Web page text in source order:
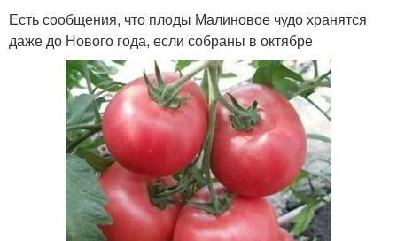
Есть сообщения, что плоды Малиновое чудо хранятся
даже до Нового года, если собраны в октябре